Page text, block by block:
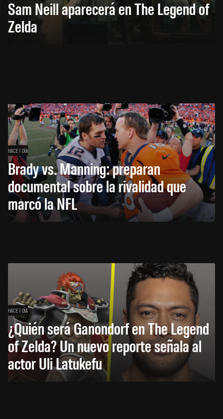
Sam Neill aparecerá en The Legend of
Zelda
HACE 1 DÍA
Brady vs. Manning: preparan
documental sobre la rivalidad que
marcó la NFL
HACE 1 DÍA
¿Quién será Ganondorf en The Legend
of Zelda? Un nuevo reporte señala al
actor Uli Latukefu